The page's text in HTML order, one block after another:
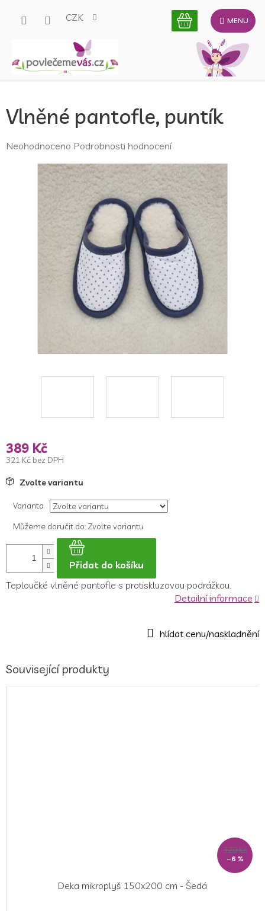
CZK
Vlněné pantofle, puntík
Průměrné
produktu
Neohodnoceno Podrobnosti hodnocení
389 Kč
321 Kč bez DPH
MěrnáZvolte variantu
Varianta
Můžeme doručit do: Zvolte variantu
Přidat do košíku
Teploučké vlněné pantofle s protiskluzovou podrážkou.
Detailní informace
Související produkty
329 Kč
–6 %
Deka mikroplyš 150x200 cm - Šedá